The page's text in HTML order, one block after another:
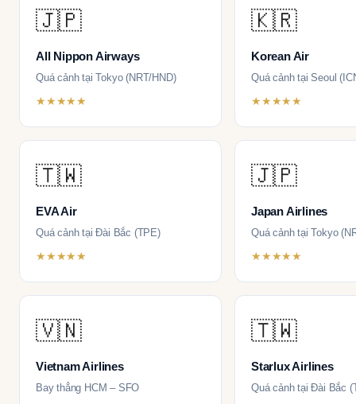
🇯🇵
All Nippon Airways
Quá cảnh tại Tokyo (NRT/HND)
★★★★★
🇰🇷
Korean Air
Quá cảnh tại Seoul
★★★★★
🇹🇼
EVA Air
Quá cảnh tại Đài Bắc (TPE)
★★★★★
🇯🇵
Japan Airlines
Quá cảnh tại Tokyo
★★★★★
🇻🇳
Vietnam Airlines
Bay thẳng HCM – SFO
🇹🇼
Starlux Airlines
Quá cảnh tại Đài Bắc